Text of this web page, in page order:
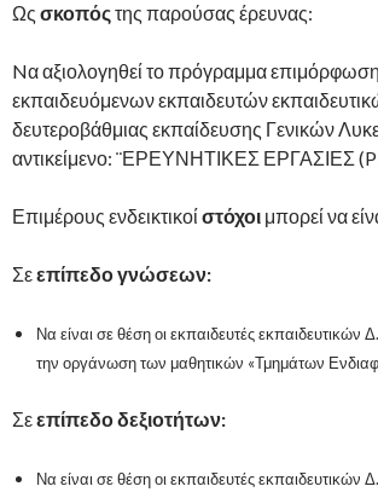
Ως σκοπόςτης παρούσας έρευνας:
Nα αξιολογηθεί το πρόγραμμα
εκπαιδευόμενων εκπαιδευτών
δευτεροβάθμιας εκπαίδευσης Γενικών
αντικείμενο: ¨ΕΡΕΥΝΗΤΙΚΕΣ ΕΡΓΑΣΙΕΣ
Επιμέρους ενδεικτικοίστόχοι μπορεί να
Σεεπίπεδο γνώσεων:
Να είναι σε θέση οι εκπαιδευτές εκπαιδευτικών
την οργάνωση των μαθητικών «Τμημάτων
Σεεπίπεδο δεξιοτήτων:
Να είναι σε θέση οι εκπαιδευτές εκπαιδευτικών